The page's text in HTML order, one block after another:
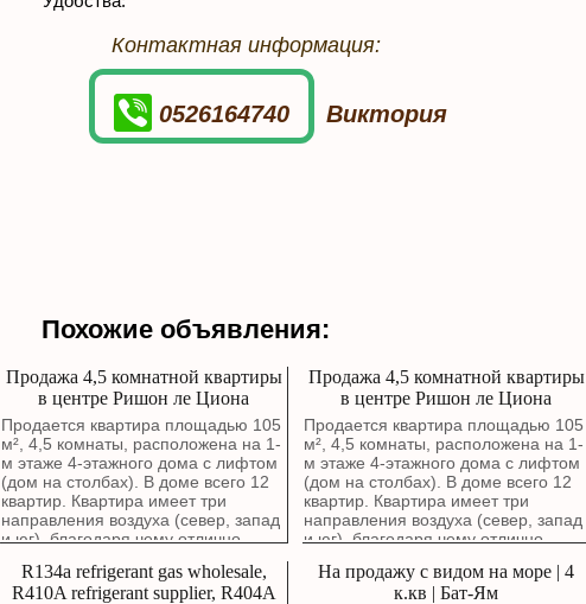
Контактная информация:
0526164740 Виктория
Похожие объявления:
Продажа 4,5 комнатной квартиры
в центре Ришон ле Циона
Продается квартира площадью 105
м², 4,5 комнаты, расположена на 1-
м этаже 4-этажного дома с лифтом
(дом на столбах). В доме всего 12
квартир. Квартира имеет три
направления воздуха (север, запад
и юг), благодаря чему отлично
выходят на зеленый сквер. В
квартире выполнен капитальный
Продажа 4,5 комнатной квартиры
в центре Ришон ле Циона
Продается квартира площадью 105
м², 4,5 комнаты, расположена на 1-
м этаже 4-этажного дома с лифтом
(дом на столбах). В доме всего 12
квартир. Квартира имеет три
направления воздуха (север, запад
и юг), благодаря чему отлично
выходят на зеленый сквер. В
квартире выполнен капитальный
R134a refrigerant gas wholesale,
R410A refrigerant supplier, R404A
На продажу с видом на море | 4
к.кв | Бат-Ям